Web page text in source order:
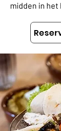
midden in